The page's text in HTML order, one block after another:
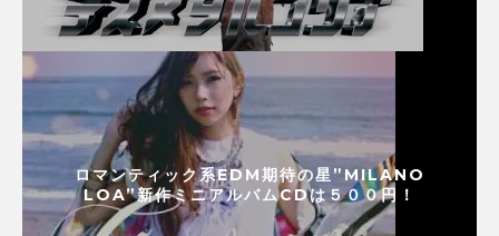
ロマンティック系EDM期待の星”MILANO
LOA”新作ミニアルバムCDは５００円！